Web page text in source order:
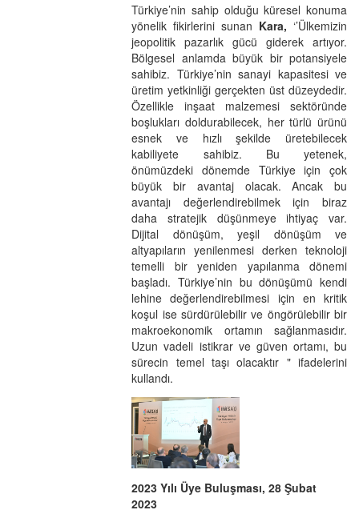
Türkiye’nin sahip olduğu küresel konuma
yönelik fikirlerini sunan Kara, ‘’Ülkemizin
jeopolitik pazarlık gücü giderek artıyor.
Bölgesel anlamda büyük bir potansiyele
sahibiz. Türkiye’nin sanayi kapasitesi ve
üretim yetkinliği gerçekten üst düzeydedir.
Özellikle inşaat malzemesi sektöründe
boşlukları doldurabilecek, her türlü ürünü
esnek ve hızlı şekilde üretebilecek
kabiliyete sahibiz. Bu yetenek,
önümüzdeki dönemde Türkiye için çok
büyük bir avantaj olacak. Ancak bu
avantajı değerlendirebilmek için biraz
daha stratejik düşünmeye ihtiyaç var.
Dijital dönüşüm, yeşil dönüşüm ve
altyapıların yenilenmesi derken teknoloji
temelli bir yeniden yapılanma dönemi
başladı. Türkiye’nin bu dönüşümü kendi
lehine değerlendirebilmesi için en kritik
koşul ise sürdürülebilir ve öngörülebilir bir
makroekonomik ortamın sağlanmasıdır.
Uzun vadeli istikrar ve güven ortamı, bu
sürecin temel taşı olacaktır " ifadelerini
kullandı.
2023 Yılı Üye Buluşması, 28 Şubat
2023